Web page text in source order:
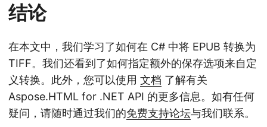
结论
在本文中，我们学习了如何在 C# 中将 EPUB 转换为
TIFF。我们还看到了如何指定额外的保存选项来自定
义转换。此外，您可以使用 文档 了解有关
Aspose.HTML for .NET API 的更多信息。如有任何
疑问，请随时通过我们的免费支持论坛与我们联系。